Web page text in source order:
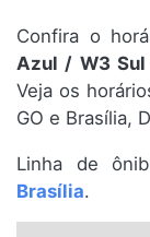
Espírito
Paraná
Santa
Confira o
Azul / W3 Sul
Veja os
GO e Brasília,
Linha de
Brasília.